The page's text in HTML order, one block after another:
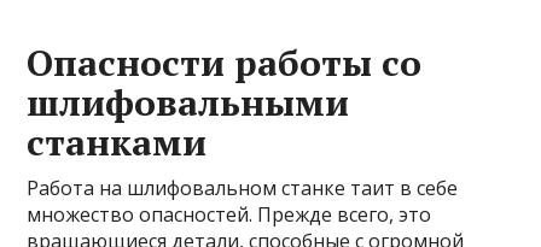
Опасности работы со
шлифовальными
станками
Работа на шлифовальном станке таит в себе
множество опасностей. Прежде всего, это
вращающиеся детали, способные с огромной